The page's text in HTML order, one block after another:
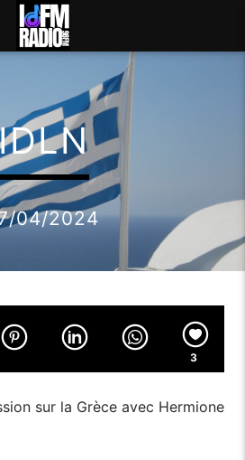
04/2024
3
sur la Grèce avec Hermione